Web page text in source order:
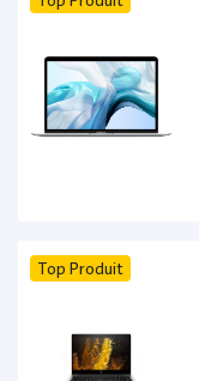
Top Produit